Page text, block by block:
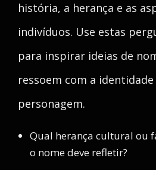
história, a herança e as
indivíduos. Use estas
para inspirar ideias de
ressoem com a identidade
personagem.
Qual herança cultural ou
o nome deve refletir?